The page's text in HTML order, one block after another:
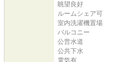
眺望良好
ルームシェア可
室内洗濯機置場
バルコニー
公営水道
公共下水
電気有